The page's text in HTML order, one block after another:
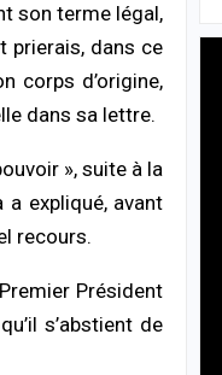
son terme légal,
prierais, dans ce
corps d’origine,
dans sa lettre.
», suite à la
expliqué, avant
recours.
Président
s’abstient de